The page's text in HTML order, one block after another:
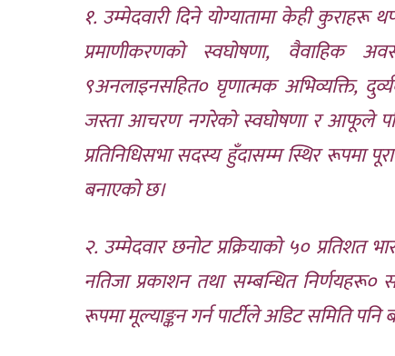
१. उम्मेदवारी दिने योग्यातामा केही कुराहरू
प्रमाणीकरणको स्वघोषणा, वैवाहिक
९अनलाइनसहित० घृणात्मक अभिव्यक्ति,
जस्ता आचरण नगरेको स्वघोषणा र आफूले
प्रतिनिधिसभा सदस्य हुँदासम्म स्थिर रूपमा
बनाएको छ।
२. उम्मेदवार छनोट प्रक्रियाको ५० प्रतिशत
नतिजा प्रकाशन तथा सम्बन्धित निर्णयहरू०
रूपमा मूल्याङ्कन गर्न पार्टीले अडिट समिति